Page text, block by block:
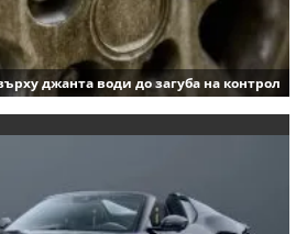
джанта води до загуба на контрол